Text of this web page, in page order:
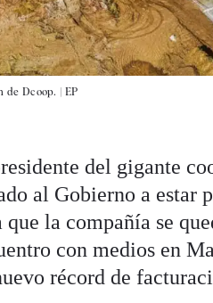
de Dcoop. | EP
del gigante
al Gobierno a estar
que la compañía se
con medios en
récord de